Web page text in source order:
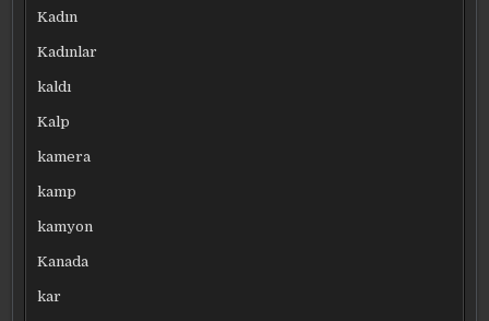
Kadın
Kadınlar
kaldı
Kalp
kamera
kamp
kamyon
Kanada
kar